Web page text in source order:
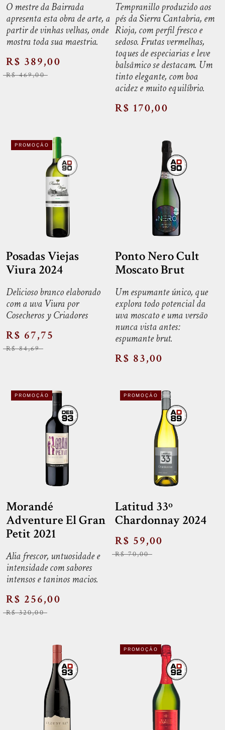
O mestre da Bairrada
apresenta esta obra de arte, a
partir de vinhas velhas, onde
mostra toda sua maestria.
R$ 389,00
R$ 469,00
Tempranillo produzido aos
pés da Sierra Cantabria, em
Rioja, com perfil fresco e
sedoso. Frutas vermelhas,
toques de especiarias e leve
balsâmico se destacam. Um
tinto elegante, com boa
acidez e muito equilíbrio.
R$ 170,00
PROMOÇÃO
Posadas Viejas
Viura 2024
Delicioso branco elaborado
com a uva Viura por
Cosecheros y Criadores
R$ 67,75
R$ 84,69
Ponto Nero Cult
Moscato Brut
Um espumante único, que
explora todo potencial da
uva moscato e uma versão
nunca vista antes:
espumante brut.
R$ 83,00
PROMOÇÃO
Morandé
Adventure El Gran
Petit 2021
Alia frescor, untuosidade e
intensidade com sabores
intensos e taninos macios.
R$ 256,00
R$ 320,00
PROMOÇÃO
Latitud 33º
Chardonnay 2024
R$ 59,00
R$ 70,00
PROMOÇÃO